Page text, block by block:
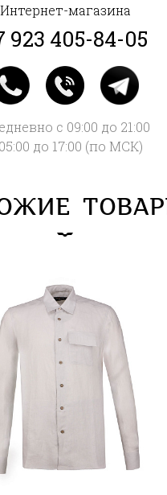
Интернет-магазина
923 405-84-05
с 09:00 до 21:00
до 17:00 (по МСК)